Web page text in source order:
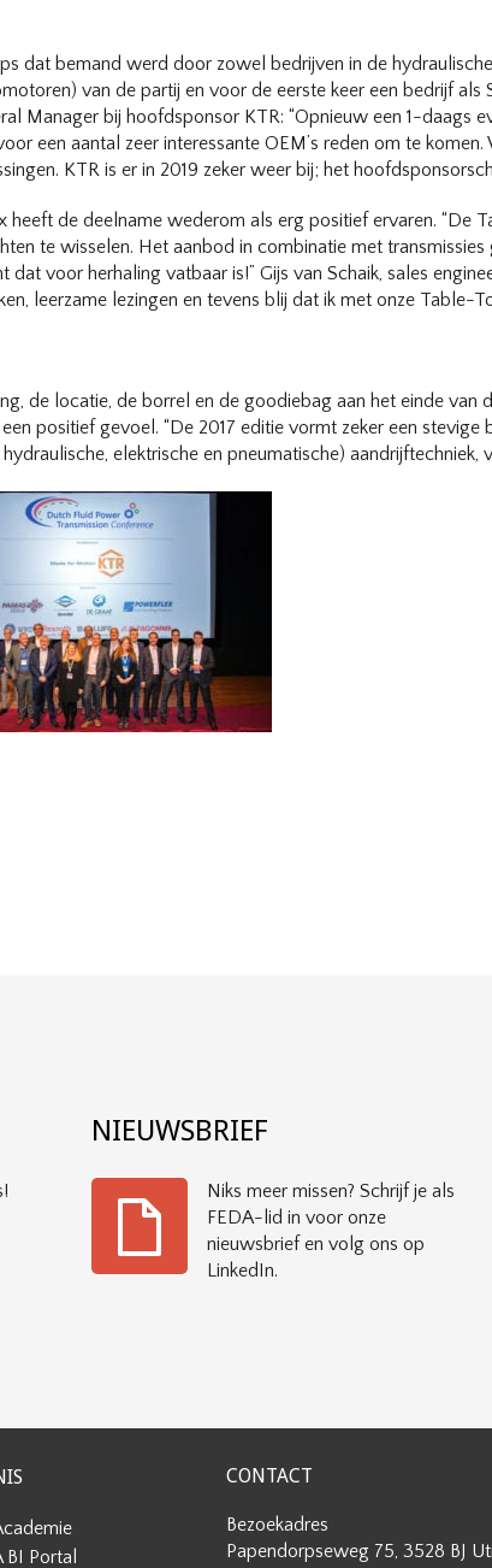
dat bemand werd door zowel bedrijven in de
van de partij en voor de eerste keer een bedrijf als
Manager bij hoofdsponsor KTR: “Opnieuw een 1-daags
een aantal zeer interessante OEM’s reden om te
KTR is er in 2019 zeker weer bij; het
de deelname wederom als erg positief ervaren. “De
te wisselen. Het aanbod in combinatie met
voor herhaling vatbaar is!” Gijs van Schaik, sales
leerzame lezingen en tevens blij dat ik met onze Table-
de locatie, de borrel en de goodiebag aan het einde
positief gevoel. “De 2017 editie vormt zeker een stevige
elektrische en pneumatische) aandrijftechniek,
NIEUWSBRIEF
Niks meer missen? Schrijf je als
FEDA-lid in voor onze
nieuwsbrief en volg ons op
LinkedIn.
BI Portal
CONTACT
Bezoekadres
Papendorpseweg 75, 3528 BJ